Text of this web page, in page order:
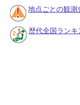
地点ごとの観測
歴代全国ランキ